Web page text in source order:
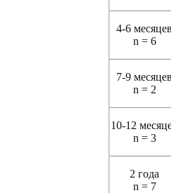
4-6
n = 6
7-9
n = 2
10-12
n = 3
2 года
n = 7